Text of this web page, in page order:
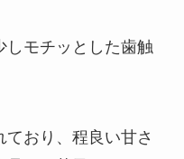
しモチッとした歯触
おり、程良い甘さ